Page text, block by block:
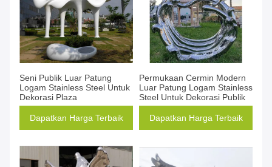
Seni Publik Luar Patung
Logam Stainless Steel Untuk
Dekorasi Plaza
Dapatkan Harga Terbaik
Permukaan Cermin Modern
Luar Patung Logam Stainless
Steel Untuk Dekorasi Publik
Dapatkan Harga Terbaik